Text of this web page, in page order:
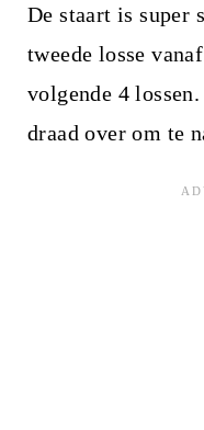
De staart is super
tweede losse
volgende 4
draad over om te